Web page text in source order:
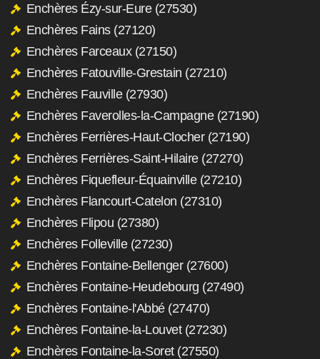
Enchères Ézy-sur-Eure (27530)
Enchères Fains (27120)
Enchères Farceaux (27150)
Enchères Fatouville-Grestain (27210)
Enchères Fauville (27930)
Enchères Faverolles-la-Campagne (27190)
Enchères Ferrières-Haut-Clocher (27190)
Enchères Ferrières-Saint-Hilaire (27270)
Enchères Fiquefleur-Équainville (27210)
Enchères Flancourt-Catelon (27310)
Enchères Flipou (27380)
Enchères Folleville (27230)
Enchères Fontaine-Bellenger (27600)
Enchères Fontaine-Heudebourg (27490)
Enchères Fontaine-l'Abbé (27470)
Enchères Fontaine-la-Louvet (27230)
Enchères Fontaine-la-Soret (27550)